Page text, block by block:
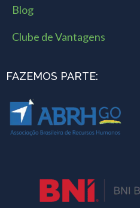
Blog
Clube de Vantagens
FAZEMOS PARTE: